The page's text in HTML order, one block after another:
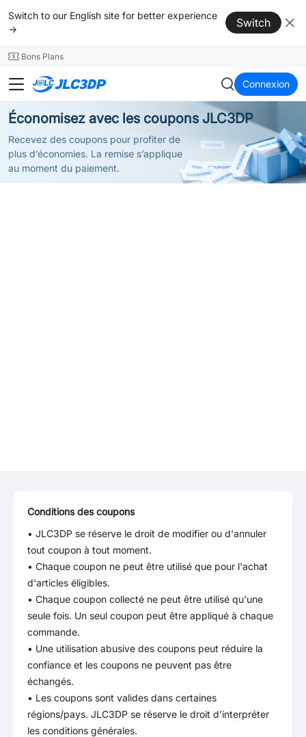
Switch to our English site for better experience
→
Switch
Bons Plans
JLC3DP Connexion
Économisez avec les coupons JLC3DP
Recevez des coupons pour profiter de
plus d’économies. La remise s’applique
au moment du paiement.
Conditions des coupons
• JLC3DP se réserve le droit de modifier ou d'annuler
tout coupon à tout moment.
• Chaque coupon ne peut être utilisé que pour l'achat
d'articles éligibles.
• Chaque coupon collecté ne peut être utilisé qu'une
seule fois. Un seul coupon peut être appliqué à chaque
commande.
• Une utilisation abusive des coupons peut réduire la
confiance et les coupons ne peuvent pas être
échangés.
• Les coupons sont valides dans certaines
régions/pays. JLC3DP se réserve le droit d’interpréter
les conditions générales.